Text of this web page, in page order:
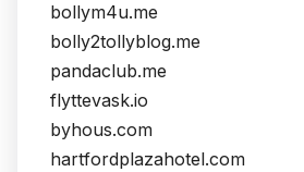
bollym4u.me
bolly2tollyblog.me
pandaclub.me
flyttevask.io
byhous.com
hartfordplazahotel.com